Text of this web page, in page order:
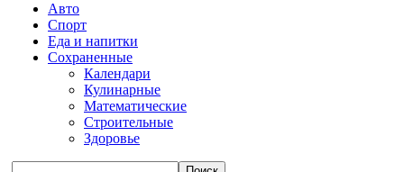
Авто
Спорт
Еда и напитки
Сохраненные
Календари
Кулинарные
Математические
Строительные
Здоровье